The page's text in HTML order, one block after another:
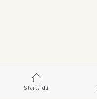
Startsida